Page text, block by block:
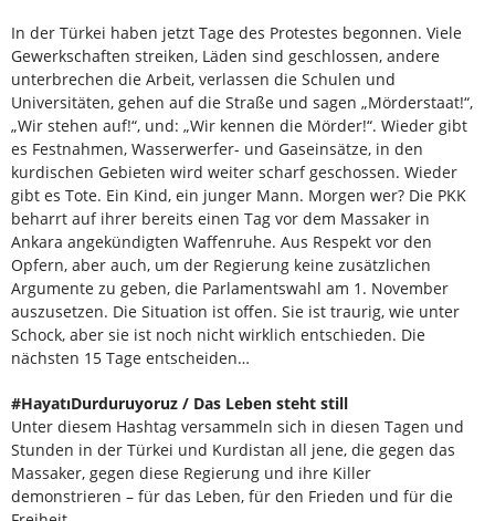
In der Türkei haben jetzt Tage des Protestes begonnen. Viele
Gewerkschaften streiken, Läden sind geschlossen, andere
unterbrechen die Arbeit, verlassen die Schulen und
Universitäten, gehen auf die Straße und sagen „Mörderstaat!“,
„Wir stehen auf!“, und: „Wir kennen die Mörder!“. Wieder gibt
es Festnahmen, Wasserwerfer- und Gaseinsätze, in den
kurdischen Gebieten wird weiter scharf geschossen. Wieder
gibt es Tote. Ein Kind, ein junger Mann. Morgen wer? Die PKK
beharrt auf ihrer bereits einen Tag vor dem Massaker in
Ankara angekündigten Waffenruhe. Aus Respekt vor den
Opfern, aber auch, um der Regierung keine zusätzlichen
Argumente zu geben, die Parlamentswahl am 1. November
auszusetzen. Die Situation ist offen. Sie ist traurig, wie unter
Schock, aber sie ist noch nicht wirklich entschieden. Die
nächsten 15 Tage entscheiden…
#HayatıDurduruyoruz / Das Leben steht still
Unter diesem Hashtag versammeln sich in diesen Tagen und
Stunden in der Türkei und Kurdistan all jene, die gegen das
Massaker, gegen diese Regierung und ihre Killer
demonstrieren – für das Leben, für den Frieden und für die